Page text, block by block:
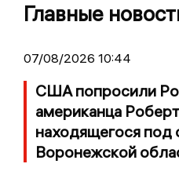
Главные
07/08/2026 10:44
США попросили
американца
находящегося под
Воронежской